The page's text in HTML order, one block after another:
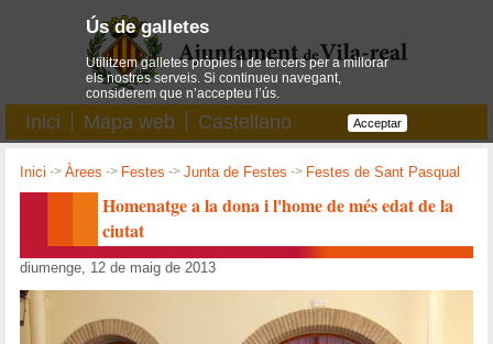
Inici Mapa web Castellano
Inici ->Àrees -> Festes ->Junta de Festes -> Festes de Sant Pasqual
Homenatge a la dona i l'home de més edat de la
ciutat
diumenge, 12 de maig de 2013
Ús de galletes
Utilitzem galletes pròpies i de tercers per a millorar
els nostres serveis. Si continueu navegant,
considerem que n’accepteu l’ús.
Acceptar